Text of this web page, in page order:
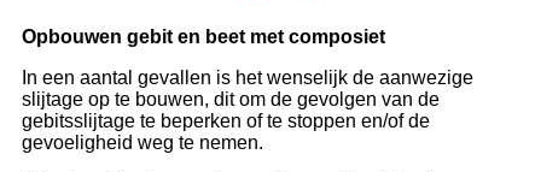
Opbouwen gebit en beet met composiet
In een aantal gevallen is het wenselijk de aanwezige
slijtage op te bouwen, dit om de gevolgen van de
gebitsslijtage te beperken of te stoppen en/of de
gevoeligheid weg te nemen.